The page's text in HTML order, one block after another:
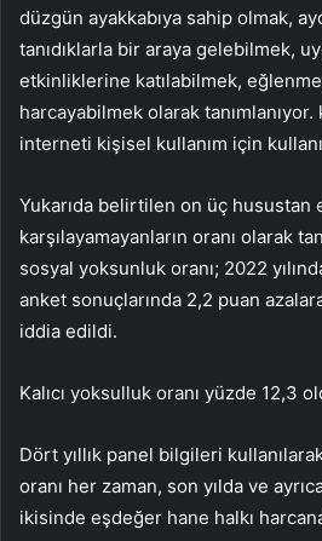
düzgün ayakkabıya sahip olmak,
tanıdıklarla bir araya gelebilmek,
etkinliklerine katılabilmek,
harcayabilmek olarak
interneti kişisel kullanım için
Yukarıda belirtilen on üç husustan
karşılayamayanların oranı olarak
sosyal yoksunluk oranı; 2022
anket sonuçlarında 2,2 puan
iddia edildi.
Kalıcı yoksulluk oranı yüzde 12,3
Dört yıllık panel bilgileri
oranı her zaman, son yılda ve
ikisinde eşdeğer hane halkı